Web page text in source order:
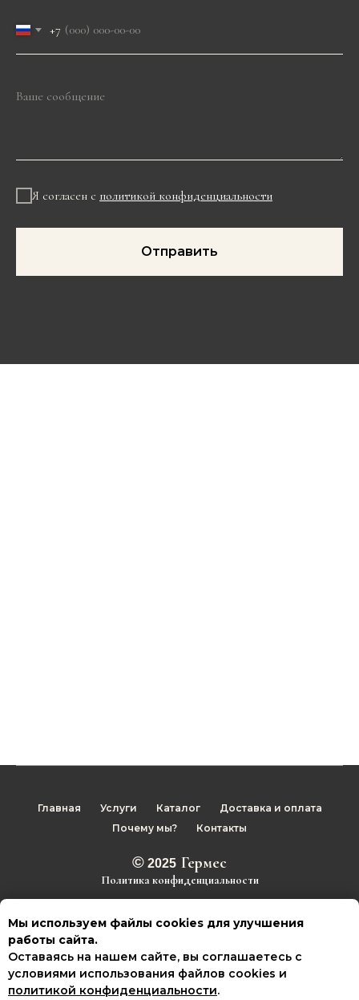
+7
Я согласен с политикой конфиденциальности
Отправить
Мы используем файлы cookies для улучшения
работы сайта.
Оставаясь на нашем сайте, вы соглашаетесь с
условиями использования файлов cookies и
политикой конфиденциальности.
Главная Услуги Каталог
Доставка и оплата
Почему мы?
Контакты
© 2025 Гермес
Политика конфиденциальности
Made on Tilda